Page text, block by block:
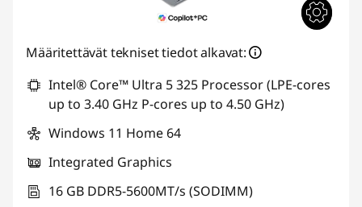
Määritettävät tekniset tiedot alkavat:
Intel® Core™ Ultra 5 325 Processor (LPE-cores
up to 3.40 GHz P-cores up to 4.50 GHz)
Windows 11 Home 64
Integrated Graphics
16 GB DDR5-5600MT/s (SODIMM)